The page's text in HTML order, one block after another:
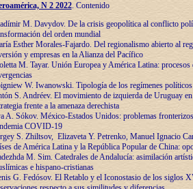
N 2 2022. Contenido
M. Davydov. De la crisis geopolítica al conflicto
del orden mundial
Esther Morales-Fajardo. Del regionalismo abierto al
y empresas en la Alianza del Pacífico
M. Tayar. Unión Europea y América Latina: procesos
W. Iwanowski. Tipología de los regímenes
S. Andréev. El movimiento de izquierda de Uruguay
frente a la amenaza derechista
A. Sókov. México-Estados Unidos: problemas
COVID-19
S. Zhiltsov, Elizaveta Y. Petrenko, Manuel Ignacio
de América Latina y la República Popular de China:
M. Sim. Catedrales de Andalucía: asimilación
e hispano-cristianas
G. Fedósov. El Retablo y el Iconostasio de los siglos